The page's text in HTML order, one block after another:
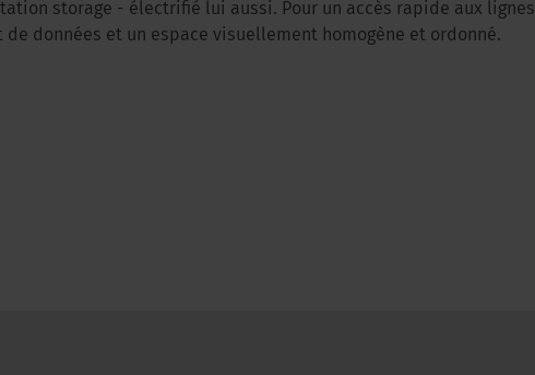
storage - électrifié lui aussi. Pour un accès rapide aux lignes
de données et un espace visuellement homogène et ordonné.